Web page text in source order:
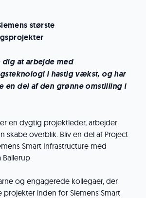
største
at arbejde med
i hastig vækst, og har
en del af den grønne omstilling i
en dygtig projektleder, arbejder
skabe overblik. Bliv en del af Project
Smart Infrastructure med
og engagerede kollegaer, der
inden for Siemens Smart